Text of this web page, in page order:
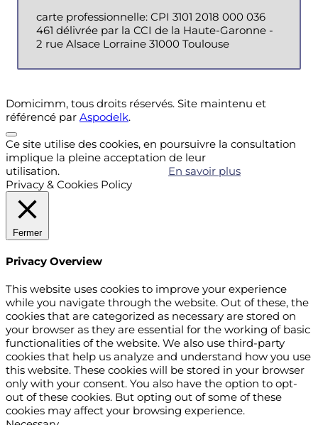
carte professionnelle: CPI 3101 2018 000 036
461 délivrée par la CCI de la Haute-Garonne -
2 rue Alsace Lorraine 31000 Toulouse
Domicimm, tous droits réservés. Site maintenu et
référencé par Aspodelk.
Ce site utilise des cookies, en poursuivre la consultation
implique la pleine acceptation de leur
utilisation.
En savoir plus
Privacy & Cookies Policy
Fermer
Privacy Overview
This website uses cookies to improve your experience
while you navigate through the website. Out of these, the
cookies that are categorized as necessary are stored on
your browser as they are essential for the working of basic
functionalities of the website. We also use third-party
cookies that help us analyze and understand how you use
this website. These cookies will be stored in your browser
only with your consent. You also have the option to opt-
out of these cookies. But opting out of some of these
cookies may affect your browsing experience.